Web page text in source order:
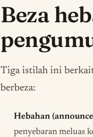
Beza
Tiga istilah ini
berbeza:
Hebahan
penyebaran meluas